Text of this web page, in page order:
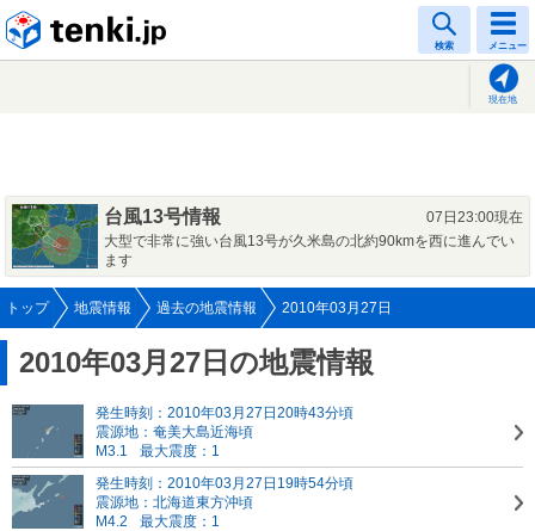
検索 メニュー
現在地
台風13号情報
07日23:00現在
大型で非常に強い台風13号が久米島の北約90kmを西に進んでい
ます
トップ 地震情報 過去の地震情報 2010年03月27日
2010年03月27日の地震情報
発生時刻：2010年03月27日20時43分頃
震源地：奄美大島近海頃
M3.1
最大震度：1
発生時刻：2010年03月27日19時54分頃
震源地：北海道東方沖頃
M4.2
最大震度：1